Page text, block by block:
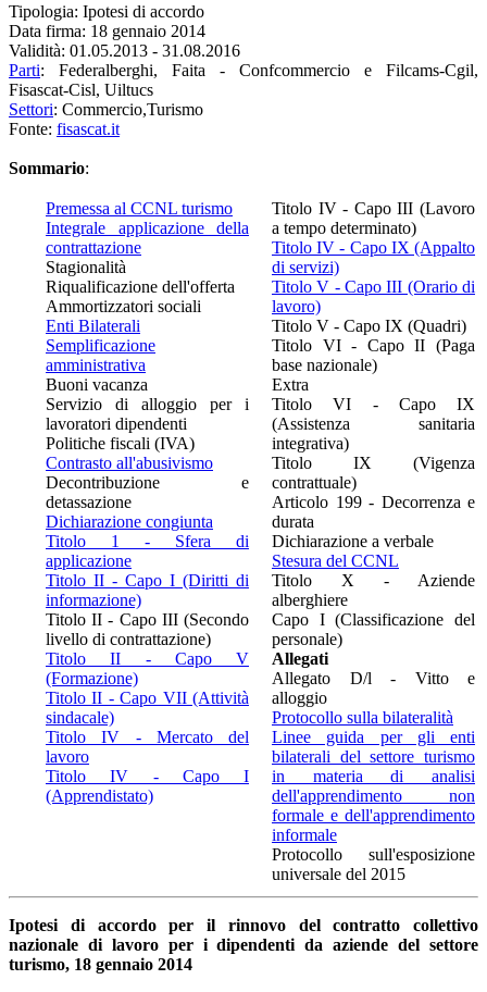
Tipologia: Ipotesi di accordo
Data firma: 18 gennaio 2014
Validità: 01.05.2013 - 31.08.2016
Parti: Federalberghi, Faita - Confcommercio e Filcams-Cgil,
Fisascat-Cisl, Uiltucs
Settori: Commercio,Turismo
Fonte: fisascat.it
Sommario:
Premessa al CCNL turismo
Integrale applicazione della
contrattazione
Stagionalità
Riqualificazione dell'offerta
Ammortizzatori sociali
Enti Bilaterali
Semplificazione
amministrativa
Buoni vacanza
Servizio di alloggio per i
lavoratori dipendenti
Politiche fiscali (IVA)
Contrasto all'abusivismo
Decontribuzione e
detassazione
Dichiarazione congiunta
Titolo 1 - Sfera di
applicazione
Titolo II - Capo I (Diritti di
informazione)
Titolo II - Capo III (Secondo
livello di contrattazione)
Titolo II - Capo V
(Formazione)
Titolo II - Capo VII (Attività
sindacale)
Titolo IV - Mercato del
lavoro
Titolo IV - Capo I
(Apprendistato)
Titolo IV - Capo III (Lavoro
a tempo determinato)
Titolo IV - Capo IX (Appalto
di servizi)
Titolo V - Capo III (Orario di
lavoro)
Titolo V - Capo IX (Quadri)
Titolo VI - Capo II (Paga
base nazionale)
Extra
Titolo VI - Capo IX
(Assistenza sanitaria
integrativa)
Titolo IX (Vigenza
contrattuale)
Articolo 199 - Decorrenza e
durata
Dichiarazione a verbale
Stesura del CCNL
Titolo X - Aziende
alberghiere
Capo I (Classificazione del
personale)
Allegati
Allegato D/l - Vitto e
alloggio
Protocollo sulla bilateralità
Linee guida per gli enti
bilaterali del settore turismo
in materia di analisi
dell'apprendimento non
formale e dell'apprendimento
informale
Protocollo sull'esposizione
universale del 2015
Ipotesi di accordo per il rinnovo del contratto collettivo
nazionale di lavoro per i dipendenti da aziende del settore
turismo, 18 gennaio 2014